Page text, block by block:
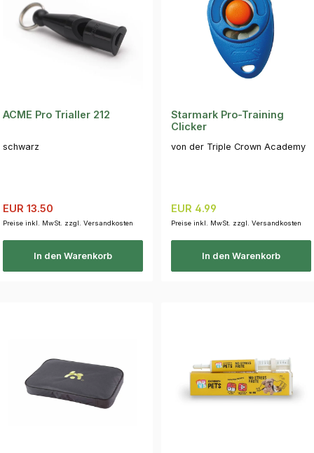
ACME Pro Trialler 212
schwarz
Verkaufspreis:
EUR 13.50
Preise inkl. MwSt. zzgl. Versandkosten
In den Warenkorb
Starmark Pro-Training
Clicker
von der Triple Crown Academy
Regulärer Preis:
EUR 4.99
Preise inkl. MwSt. zzgl. Versandkosten
In den Warenkorb